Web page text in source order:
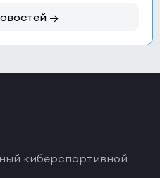
→
киберспортивной